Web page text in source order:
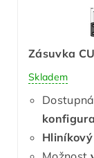
Zásuvka
Skladem